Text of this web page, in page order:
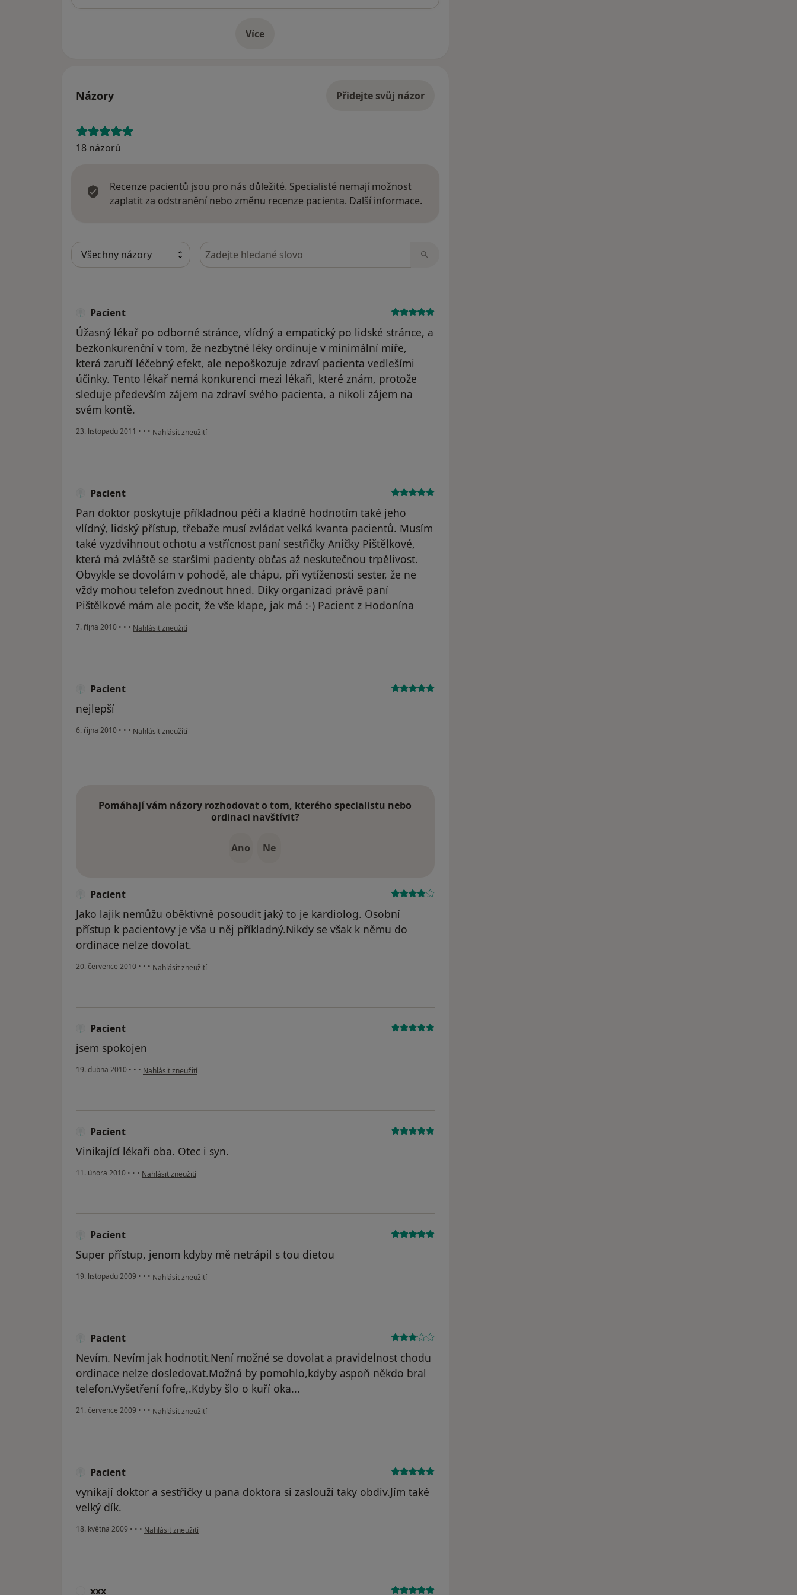
Víceo adrese
Názory Přidejte svůj názor
18 názorů
Recenze pacientů jsou pro nás důležité. Specialisté nemají možnost
zaplatit za odstranění nebo změnu recenze pacienta. Další informace.
Hledejte v názorech
Pacient
Úžasný lékař po odborné stránce, vlídný a empatický po lidské stránce, a
bezkonkurenční v tom, že nezbytné léky ordinuje v minimální míře,
která zaručí léčebný efekt, ale nepoškozuje zdraví pacienta vedlešími
účinky. Tento lékař nemá konkurenci mezi lékaři, které znám, protože
sleduje především zájem na zdraví svého pacienta, a nikoli zájem na
svém kontě.
23. listopadu 2011 • • • podle názoru uživatele Pacient
Nahlásit zneužití
Pacient
Pan doktor poskytuje příkladnou péči a kladně hodnotím také jeho
vlídný, lidský přístup, třebaže musí zvládat velká kvanta pacientů. Musím
také vyzdvihnout ochotu a vstřícnost paní sestřičky Aničky Pištělkové,
která má zvláště se staršími pacienty občas až neskutečnou trpělivost.
Obvykle se dovolám v pohodě, ale chápu, při vytíženosti sester, že ne
vždy mohou telefon zvednout hned. Díky organizaci právě paní
Pištělkové mám ale pocit, že vše klape, jak má :-) Pacient z Hodonína
7. října 2010 • • • podle názoru uživatele Pacient
Nahlásit zneužití
Pacient
nejlepší
6. října 2010 • • • podle názoru uživatele Pacient
Nahlásit zneužití
Pomáhají vám názory rozhodovat o tom, kterého specialistu nebo
ordinaci navštívit?
Ano Ne
Pacient
Jako lajik nemůžu oběktivně posoudit jaký to je kardiolog. Osobní
přístup k pacientovy je vša u něj příkladný.Nikdy se však k němu do
ordinace nelze dovolat.
20. července 2010 • • • podle názoru uživatele Pacient
Nahlásit zneužití
Pacient
jsem spokojen
19. dubna 2010 • • • podle názoru uživatele Pacient
Nahlásit zneužití
Pacient
Vinikající lékaři oba. Otec i syn.
11. února 2010 • • • podle názoru uživatele Pacient
Nahlásit zneužití
Pacient
Super přístup, jenom kdyby mě netrápil s tou dietou
19. listopadu 2009 • • • podle názoru uživatele Pacient
Nahlásit zneužití
Pacient
Nevím. Nevím jak hodnotit.Není možné se dovolat a pravidelnost chodu
ordinace nelze dosledovat.Možná by pomohlo,kdyby aspoň někdo bral
telefon.Vyšetření fofre,.Kdyby šlo o kuří oka...
21. července 2009 • • • podle názoru uživatele Pacient
Nahlásit zneužití
Pacient
vynikají doktor a sestřičky u pana doktora si zaslouží taky obdiv.Jím také
velký dík.
18. května 2009 • • • podle názoru uživatele Pacient
Nahlásit zneužití
xxx